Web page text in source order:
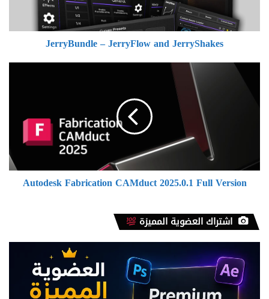
JerryBundle – JerryFlow and JerryShakes
Autodesk
Fabrication
Autodesk Fabrication CAMduct 2025.0.1 Full Version
اشتراك العضوية المميزة